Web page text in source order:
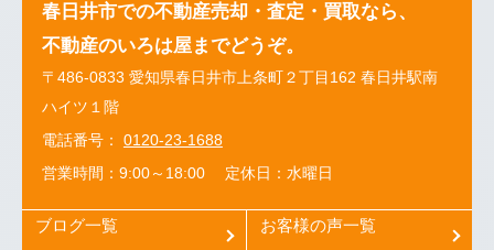
春日井市での不動産売却・査定・買取なら、
不動産のいろは屋までどうぞ。
〒486-0833 愛知県春日井市上条町２丁目162 春日井駅南
ハイツ１階
電話番号： 0120-23-1688
営業時間：9:00～18:00
定休日：水曜日
ブログ一覧 お客様の声一覧